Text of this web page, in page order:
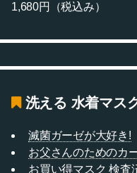
1,680円（税込み）
洗える 水着マス
滅菌ガーゼが大好き!
お父さんのためのカ
お買い得マスク 検査